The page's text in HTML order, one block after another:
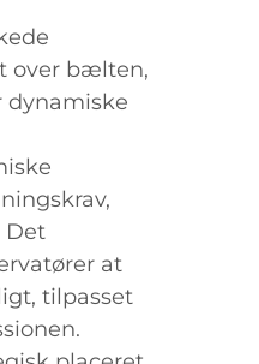
over bælten,
dynamiske
Det
at
tilpasset